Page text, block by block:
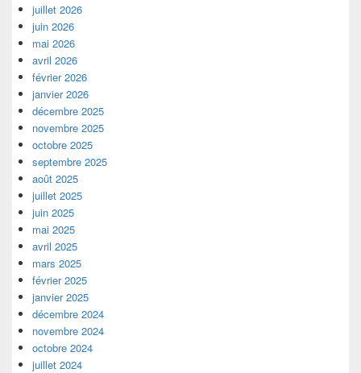
juillet 2026
juin 2026
mai 2026
avril 2026
février 2026
janvier 2026
décembre 2025
novembre 2025
octobre 2025
septembre 2025
août 2025
juillet 2025
juin 2025
mai 2025
avril 2025
mars 2025
février 2025
janvier 2025
décembre 2024
novembre 2024
octobre 2024
juillet 2024